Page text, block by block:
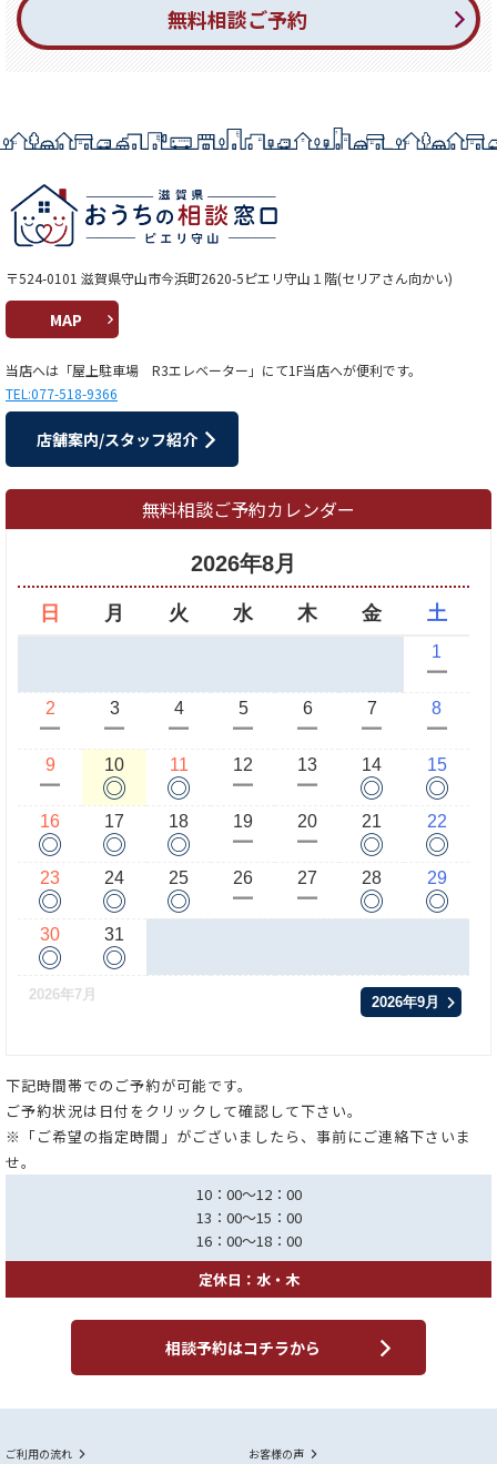
無料相談ご予約
〒524-0101 滋賀県守山市今浜町2620-5ピエリ守山１階(セリアさん向かい)
MAP
当店へは「屋上駐車場 R3エレベーター」にて1F当店へが便利です。
TEL:077-518-9366
店舗案内/スタッフ紹介
無料相談ご予約カレンダー
2026年8月
日 月 火 水 木 金 土
1
ー
2
ー
3
ー
4
ー
5
ー
6
ー
7
ー
8
ー
9
ー
10
◎
11
◎
12
ー
13
ー
14
◎
15
◎
16
◎
17
◎
18
◎
19
ー
20
ー
21
◎
22
◎
23
◎
24
◎
25
◎
26
ー
27
ー
28
◎
29
◎
30
◎
31
◎
2026年7月 2026年9月
下記時間帯でのご予約が可能です。
ご予約状況は日付をクリックして確認して下さい。
※「ご希望の指定時間」がございましたら、事前にご連絡下さいま
せ。
10：00～12：00
13：00～15：00
16：00～18：00
定休日：水・木
相談予約はコチラから
ご利用の流れ お客様の声